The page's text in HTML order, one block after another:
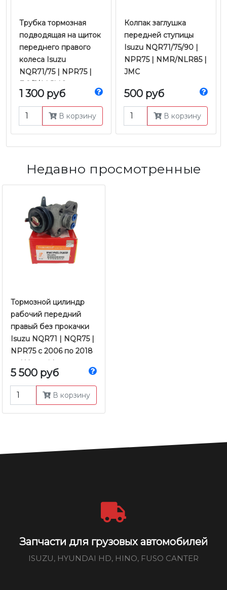
Трубка тормозная
подводящая на щиток
переднего правого
колеса Isuzu
NQR71/75 | NPR75 |
Е-2/3/4 | JMC
1 300 руб
В корзину
Колпак заглушка
передней ступицы
Isuzu NQR71/75/90 |
NPR75 | NMR/NLR85 |
JMC
500 руб
В корзину
Недавно просмотренные
Тормозной цилиндр
рабочий передний
правый без прокачки
Isuzu NQR71 | NQR75 |
NPR75 с 2006 по 2018
гг. | Yamasida
5 500 руб
В корзину
Запчасти для грузовых автомобилей
ISUZU, HYUNDAI HD, HINO, FUSO CANTER